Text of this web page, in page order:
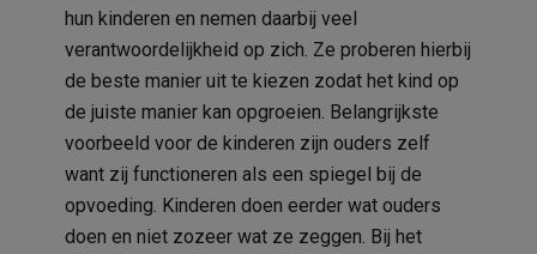
hun kinderen en nemen daarbij veel
verantwoordelijkheid op zich. Ze proberen hierbij
de beste manier uit te kiezen zodat het kind op
de juiste manier kan opgroeien. Belangrijkste
voorbeeld voor de kinderen zijn ouders zelf
want zij functioneren als een spiegel bij de
opvoeding. Kinderen doen eerder wat ouders
doen en niet zozeer wat ze zeggen. Bij het